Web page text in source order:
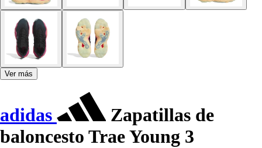
Ver más
adidas
Zapatillas de
baloncesto Trae Young 3